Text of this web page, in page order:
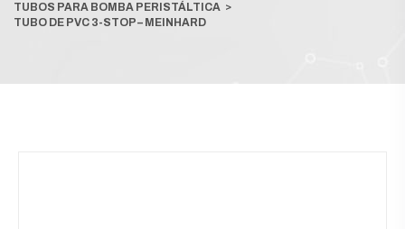
TUBOS PARA BOMBA PERISTÁLTICA >
TUBO DE PVC 3-STOP – MEINHARD